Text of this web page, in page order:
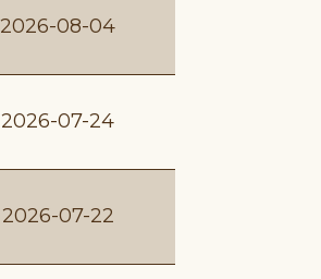
2026-08-04
2026-07-24
2026-07-22